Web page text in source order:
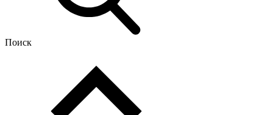
Поиск